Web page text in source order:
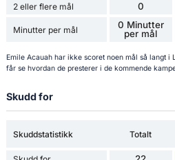
2 eller flere mål 0
Minutter per mål
0 Minutter
per mål
Emile Acauah har ikke scoret noen mål så langt i
får se hvordan de presterer i de kommende
Skudd for
Skuddstatistikk Totalt